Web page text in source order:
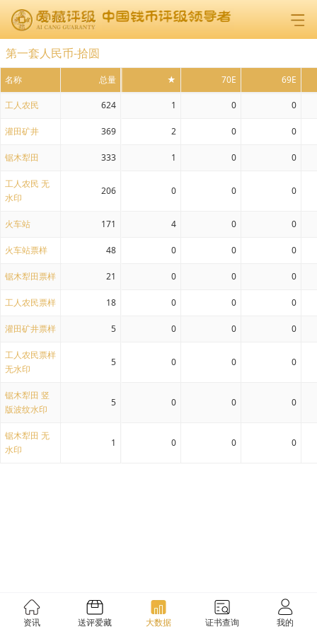
第一套人民币-拾圆
名称 总量 ★ 70E 69E
工人农民 624 1 0 0
灌田矿井 369 2 0 0
锯木犁田 333 1 0 0
工人农民 无
水印
206 0 0 0
火车站 171 4 0 0
火车站票样 48 0 0 0
锯木犁田票样 21 0 0 0
工人农民票样 18 0 0 0
灌田矿井票样 5 0 0 0
工人农民票样
无水印
5 0 0 0
锯木犁田 竖
版波纹水印
5 0 0 0
锯木犁田 无
水印
1 0 0 0
资讯 送评爱藏 大数据 证书查询 我的